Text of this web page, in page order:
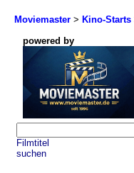
Moviemaster > Kino-Starts
powered by
Filmtitel
suchen